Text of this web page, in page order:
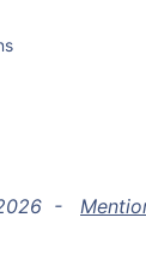
-